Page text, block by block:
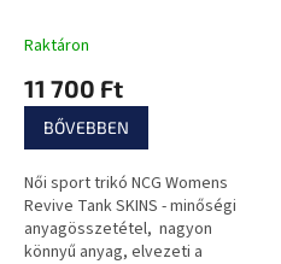
Raktáron
11 700 Ft
BŐVEBBEN
Női sport trikó NCG Womens
Revive Tank SKINS - minőségi
anyagösszetétel, nagyon
könnyű anyag, elvezeti a